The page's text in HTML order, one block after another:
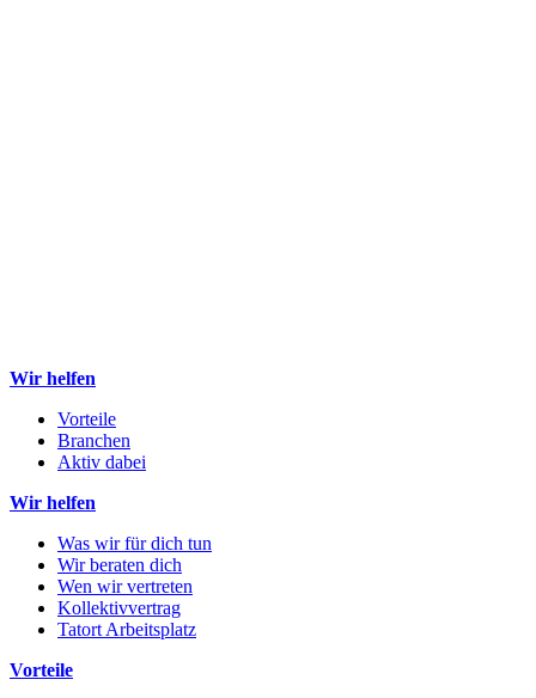
Wir helfen
Vorteile
Branchen
Aktiv dabei
Wir helfen
Was wir für dich tun
Wir beraten dich
Wen wir vertreten
Kollektivvertrag
Tatort Arbeitsplatz
Vorteile